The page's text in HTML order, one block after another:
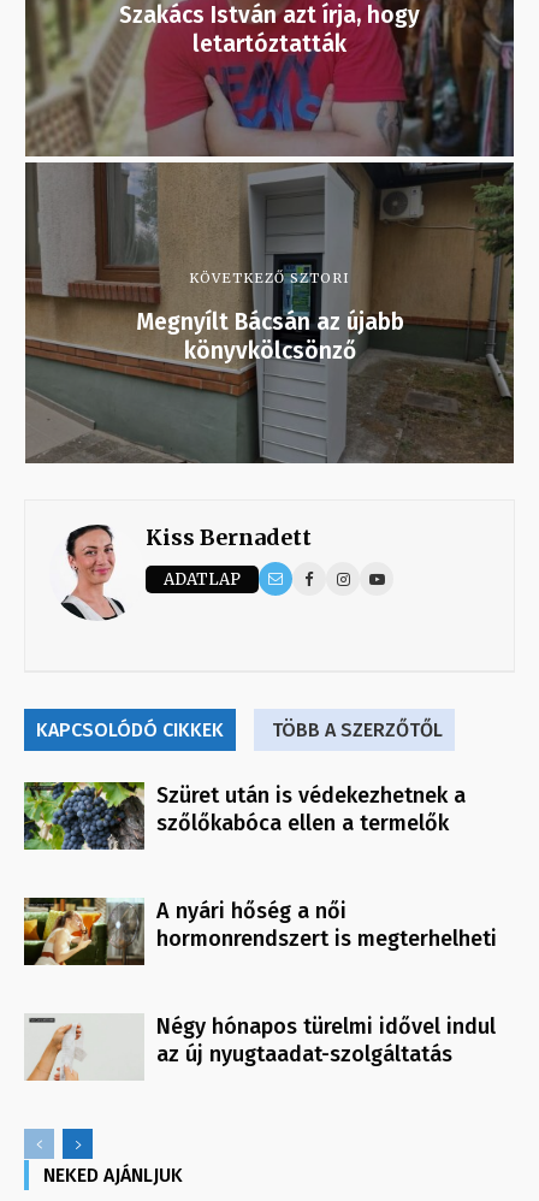
Szakács István azt írja, hogy
letartóztatták
KÖVETKEZŐ SZTORI
Megnyílt Bácsán az újabb
könyvkölcsönző
Kiss Bernadett
ADATLAP
KAPCSOLÓDÓ CIKKEK TÖBB A SZERZŐTŐL
Szüret után is védekezhetnek a
szőlőkabóca ellen a termelők
A nyári hőség a női
hormonrendszert is megterhelheti
Négy hónapos türelmi idővel indul
az új nyugtaadat-szolgáltatás
NEKED AJÁNLJUK